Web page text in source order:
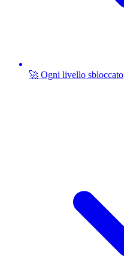
🚀 Ogni livello sbloccato